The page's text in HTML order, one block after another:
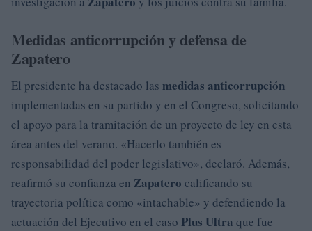
Medidas anticorrupción y defensa de
Zapatero
El presidente ha destacado las medidas anticorrupción
implementadas en su partido y en el Congreso, solicitando
el apoyo para la tramitación de un proyecto de ley en esta
área antes del verano. «Hacerlo también es
responsabilidad del poder legislativo», declaró. Además,
reafirmó su confianza en Zapatero calificando su
trayectoria política como «intachable» y defendiendo la
actuación del Ejecutivo en el caso Plus Ultra que fue